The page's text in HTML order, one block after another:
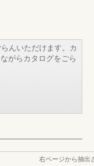
んいただけます。カ
がらカタログをごら
右ページから抽出